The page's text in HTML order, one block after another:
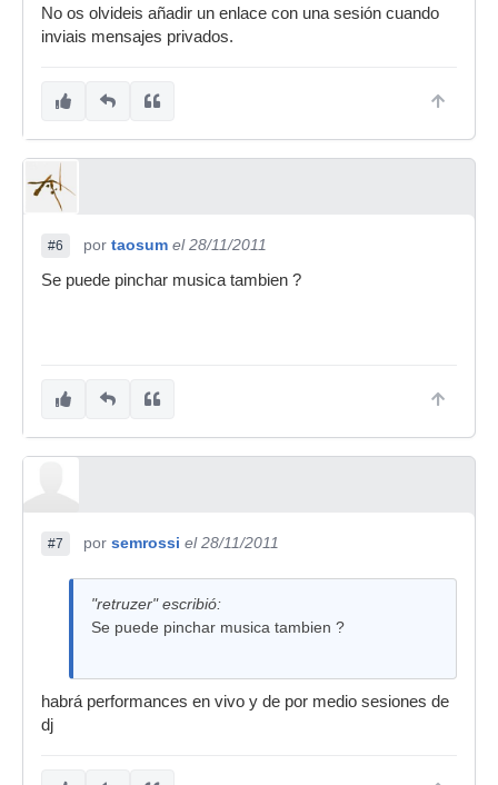
No os olvideis añadir un enlace con una sesión cuando
inviais mensajes privados.
#6 por taosum el 28/11/2011
Se puede pinchar musica tambien ?
#7 por semrossi el 28/11/2011
"retruzer" escribió:
Se puede pinchar musica tambien ?
habrá performances en vivo y de por medio sesiones de
dj